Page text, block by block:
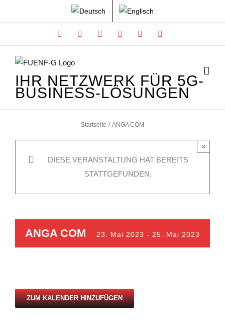
Inhalt
Facebook Instagram LinkedIn
IHR NETZWERK FÜR 5G-
BUSINESS-LÖSUNGEN
Startseite ANGA COM
DIESE VERANSTALTUNG HAT BEREITS
STATTGEFUNDEN.
×
ANGA COM 23. Mai 2023 - 25. Mai 2023
ZUM KALENDER HINZUFÜGEN